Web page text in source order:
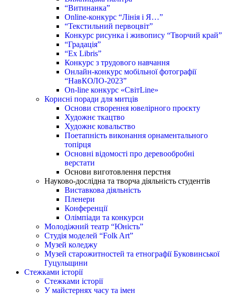
“Витинанка”
Online-конкурс “Лінія і Я…”
“Текстильний первоцвіт”
Конкурс рисунка і живопису “Творчий край”
“Градація”
“Ex Libris”
Конкурс з трудового навчання
Онлайн-конкурс мобільної фотографії
“НавКОЛО-2023”
On-line конкурс «СвітLine»
Корисні поради для митців
Основи створення ювелірного проєкту
Художнє ткацтво
Художнє ковальство
Поетапність виконання орнаментального
топірця
Основні відомості про деревообробні
верстати
Основи виготовлення перстня
Науково-дослідна та творча діяльність студентів
Виставкова діяльність
Пленери
Конференції
Олімпіади та конкурси
Молодіжний театр “Юність”
Студія моделей “Folk Art”
Музей коледжу
Музей старожитностей та етнографії Буковинської
Гуцульщини
Стежками історії
Стежками історії
У майстернях часу та імен